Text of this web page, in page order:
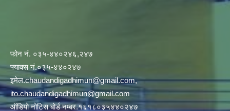
फोन नं. ०३५-४४०२४६,२४७
फ्याक्स नं.०३५-४४०२४७
इमेल.chaudandigadhimun@gmail.com,
ito.chaudandigadhimun@gmail.com
ऑडियो नोटिस बोर्ड नम्बर.१६१८०३५४४०२४७